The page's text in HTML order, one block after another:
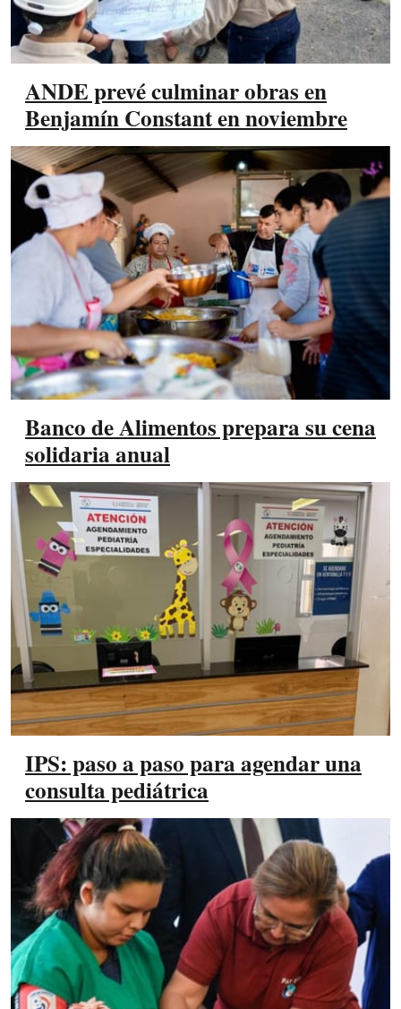
ANDE prevé culminar obras en
Benjamín Constant en noviembre
Banco de Alimentos prepara su cena
solidaria anual
IPS: paso a paso para agendar una
consulta pediátrica